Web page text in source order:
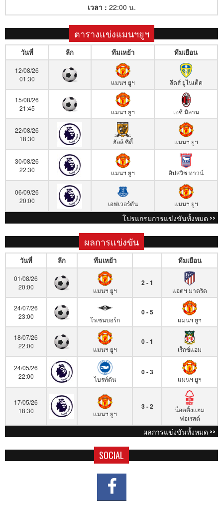
เวลา : 22:00 น.
ตารางแข่งแมนฯยูฯ
วันที่ ลีก ทีมเหย้า ทีมเยือน
12/08/26
01:30
แมนฯ ยูฯ ลีดส์ ยูไนเต็ด
15/08/26
21:45
แมนฯ ยูฯ เอซี มิลาน
22/08/26
18:30
ฮัลล์ ซิตี้ แมนฯ ยูฯ
30/08/26
22:30
แมนฯ ยูฯ อิปสวิช ทาวน์
06/09/26
20:00
เอฟเวอร์ตัน แมนฯ ยูฯ
โปรแกรมการแข่งขันทั้งหมด >>
ผลการแข่งขัน
วันที่ ลีก ทีมเหย้า ทีมเยือน
01/08/26
20:00
แมนฯ ยูฯ
2 - 1
แอตฯ มาดริด
24/07/26
23:00
โรเซนบอร์ก
0 - 5
แมนฯ ยูฯ
18/07/26
22:00
แมนฯ ยูฯ
0 - 1
เร็กซ์แฮม
24/05/26
22:00
ไบรท์ตัน
0 - 3
แมนฯ ยูฯ
17/05/26
18:30
แมนฯ ยูฯ
3 - 2
น็อตติ้งแฮม
ฟอเรสต์
ผลการแข่งขันทั้งหมด >>
SOCIAL